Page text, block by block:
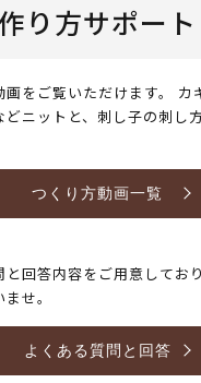
り方サポート
をご覧いただけます。 カ
ニットと、刺し子の刺し
つくり方動画一覧
と回答内容をご用意してお
せ。
よくある質問と回答